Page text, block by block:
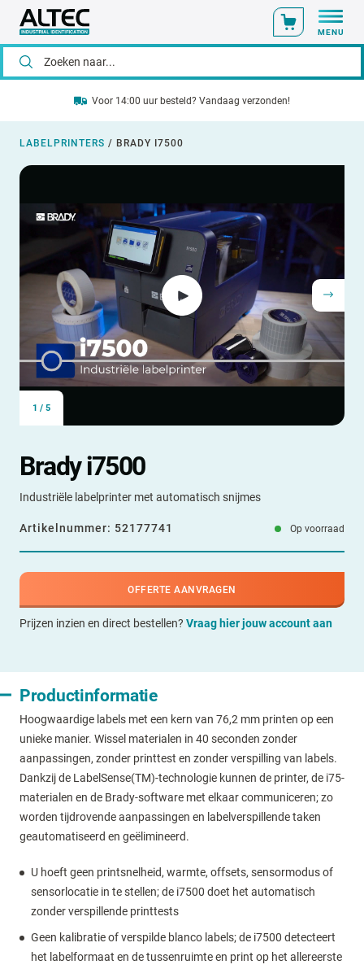
MENU
Voor 14:00 uur besteld? Vandaag verzonden!
LABELPRINTERS / BRADY I7500
1 / 5
Brady i7500
Industriële labelprinter met automatisch snijmes
Artikelnummer: 52177741 Op voorraad
OFFERTE AANVRAGEN
Prijzen inzien en direct bestellen? Vraag hier jouw account aan
Productinformatie
Hoogwaardige labels met een kern van 76,2 mm printen op een
unieke manier. Wissel materialen in 40 seconden zonder
aanpassingen, zonder printtest en zonder verspilling van labels.
Dankzij de LabelSense(TM)-technologie kunnen de printer, de i75-
materialen en de Brady-software met elkaar communiceren; zo
worden tijdrovende aanpassingen en labelverspillende taken
geautomatiseerd en geëlimineerd.
U hoeft geen printsnelheid, warmte, offsets, sensormodus of
sensorlocatie in te stellen; de i7500 doet het automatisch
zonder verspillende printtests
Geen kalibratie of verspilde blanco labels; de i7500 detecteert
het labelformaat en de tussenruimte en print op het allereerste